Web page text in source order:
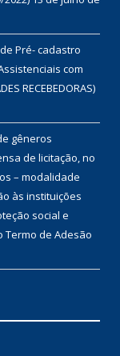
Pré- cadastro
com
RECEBEDORAS)
gêneros
de licitação, no
– modalidade
às instituições
social e
de Adesão